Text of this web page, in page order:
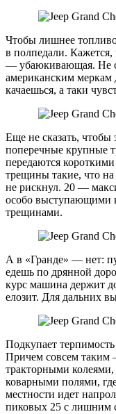
Чтобы лишнее
в полпедали. Кажется,
— убаюкивающая. Не
американским меркам
качаешься, а таки
Еще не сказать,
поперечные крупные
передаются
трещины такие, что
не рискнул. 20 —
особо выступающими
трещинами.
А в «Гранде» — нет:
едешь по дрянной
курс машина держит
елозит. Для дальних
Подкупает
Причем совсем
тракторными
коварными полями,
местности идет
пиковых 25 с лишним